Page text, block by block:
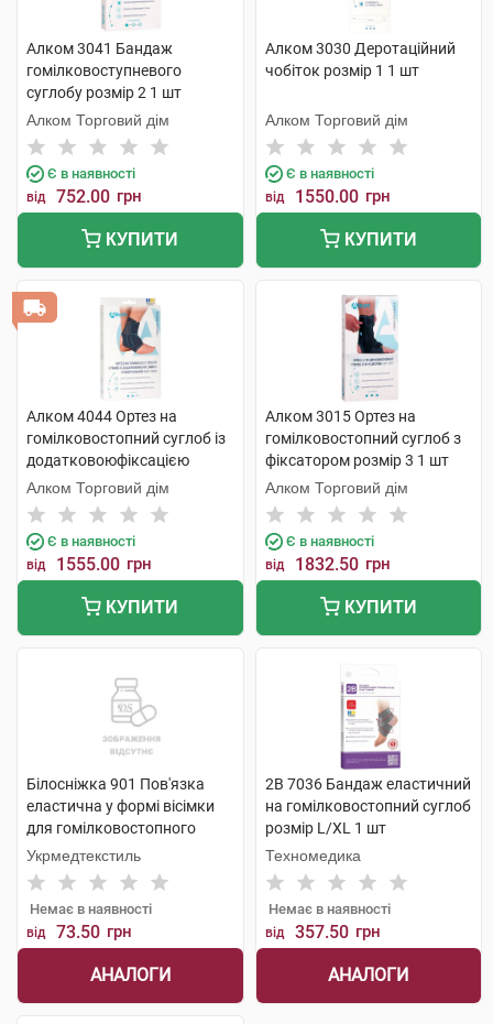
Алком 3041 Бандаж
гомілковоступневого
суглобу розмір 2 1 шт
Алком Торговий дім
Є в наявності
від 752.00 грн
КУПИТИ
Алком 3030 Деротаційний
чобіток розмір 1 1 шт
Алком Торговий дім
Є в наявності
від 1550.00 грн
КУПИТИ
Алком 4044 Ортез на
гомілковостопний суглоб із
додатковоюфіксацією
розмір 1 1 шт
Алком Торговий дім
Є в наявності
від 1555.00 грн
КУПИТИ
Алком 3015 Ортез на
гомілковостопний суглоб з
фіксатором розмір 3 1 шт
Алком Торговий дім
Є в наявності
від 1832.50 грн
КУПИТИ
Білосніжка 901 Пов'язка
еластична у формі вісімки
для гомілковостопного
суглобу розмір 3 1 шт
Укрмедтекстиль
Немає в наявності
від 73.50 грн
АНАЛОГИ
2B 7036 Бандаж еластичний
на гомілковостопний суглоб
розмір L/XL 1 шт
Техномедика
Немає в наявності
від 357.50 грн
АНАЛОГИ